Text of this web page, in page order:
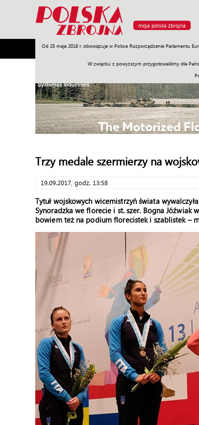
moja polska zbrojna
Od 25 maja 2018 r. obowiązuje w Polsce Rozporządzenie Parlamentu
W związku z powyższym przygotowaliśmy dla
Armia Poligon Sprzęt Misje Polityka
Trzy medale szermierzy na
19.09.2017, godz. 13:58
Tytuł wojskowych wicemistrzyń świata
Synoradzka we florecie i st. szer. Bogna Jóźwiak
bowiem też na podium florecistek i szablistek –